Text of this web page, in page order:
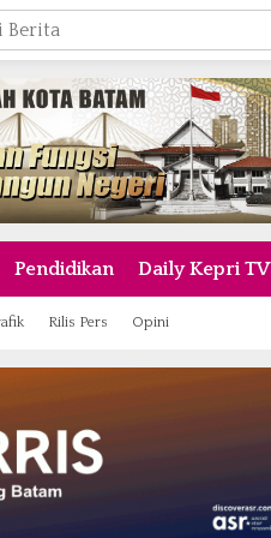
Pendidikan Daily Kepri TV
Rilis Pers Opini